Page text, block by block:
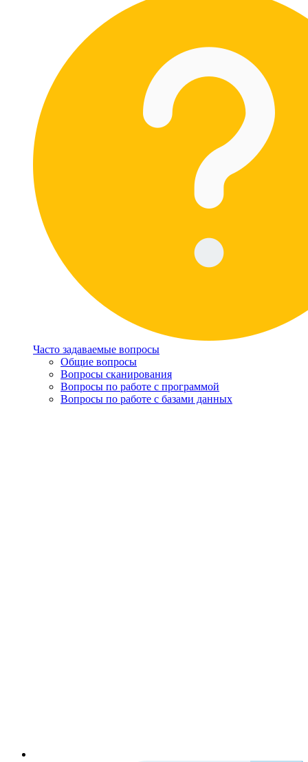
Часто задаваемые вопросы
Общие вопросы
Вопросы сканирования
Вопросы по работе с программой
Вопросы по работе с базами данных